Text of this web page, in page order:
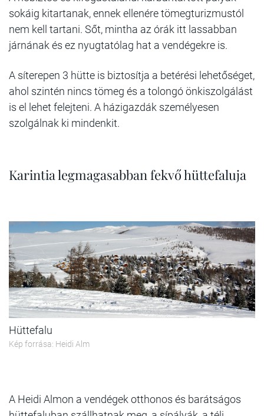
sokáig kitartanak, ennek ellenére tömegturizmustól
nem kell tartani. Sőt, mintha az órák itt lassabban
járnának és ez nyugtatólag hat a vendégekre is.
A síterepen 3 hütte is biztosítja a betérési lehetőséget,
ahol szintén nincs tömeg és a tolongó önkiszolgálást
is el lehet felejteni. A házigazdák személyesen
szolgálnak ki mindenkit.
Karintia legmagasabban fekvő hüttefaluja
Hüttefalu
Kép forrása: Heidi Alm
A Heidi Almon a vendégek otthonos és barátságos